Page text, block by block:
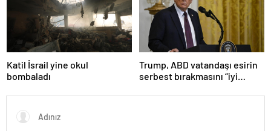
Katil İsrail yine okul
bombaladı
Trump, ABD vatandaşı esirin
serbest bırakmasını “iyi
olarak değerlendirdi